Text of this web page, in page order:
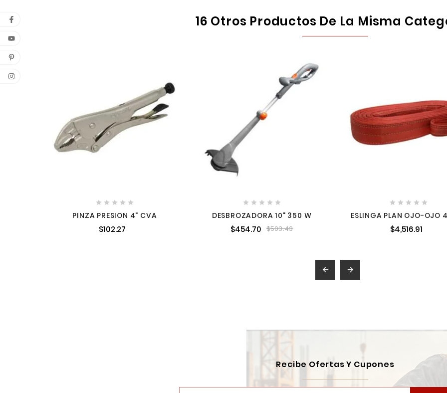
16 Otros Productos De La Misma
    
PINZA PRESION 4" CVA
$102.27
    
DESBROZADORA 10" 350 W
$454.70 $503.43
    
ESLINGA PLAN OJO-OJO
$4,516.91
 
Recibe Ofertas Y Cupones